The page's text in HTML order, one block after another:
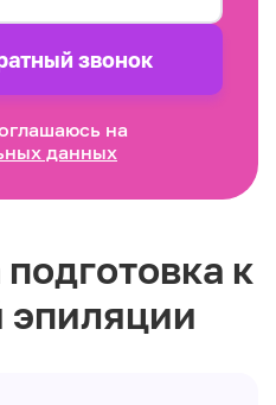
звонок
на
данных
к
эпиляции